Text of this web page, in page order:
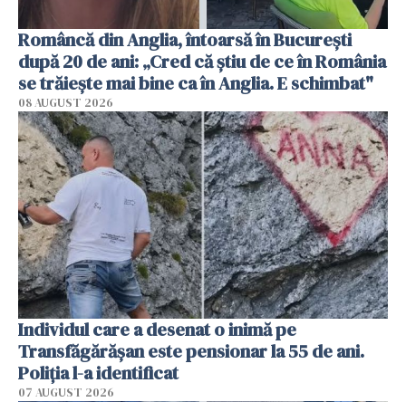
Româncă din Anglia, întoarsă în București
după 20 de ani: „Cred că știu de ce în România
se trăiește mai bine ca în Anglia. E schimbat"
08 AUGUST 2026
Individul care a desenat o inimă pe
Transfăgărășan este pensionar la 55 de ani.
Poliția l-a identificat
07 AUGUST 2026